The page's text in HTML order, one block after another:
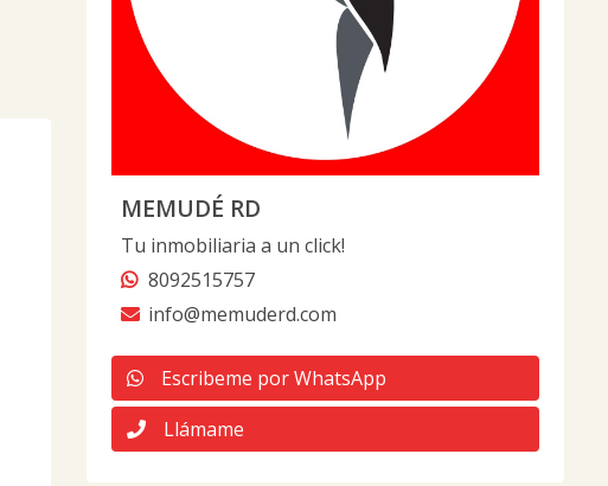
MEMUDÉ RD
Tu inmobiliaria a un click!
8092515757
info@memuderd.com
Escribeme por WhatsApp
Llámame